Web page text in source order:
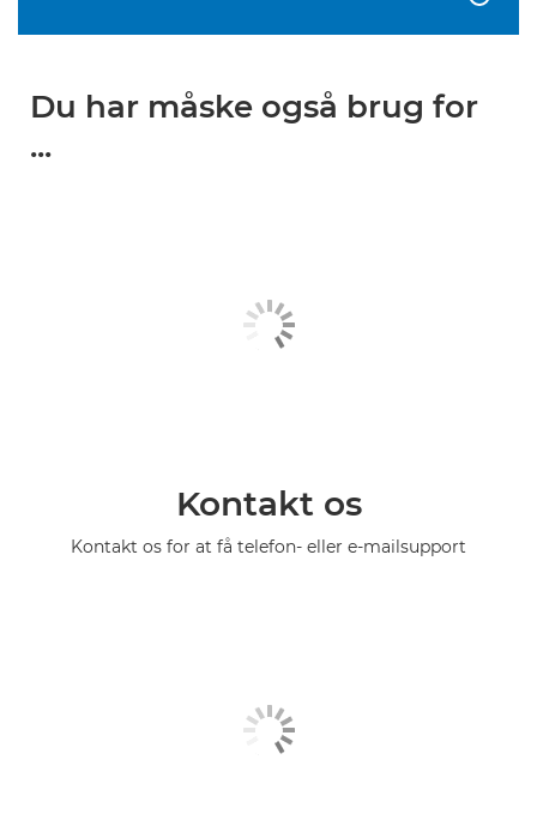
Du har måske også brug for
...
Kontakt os
Kontakt os for at få telefon- eller e-mailsupport